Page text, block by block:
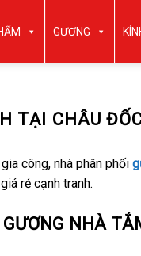
GƯƠNG
TẠI CHÂU
công, nhà phân phối
rẻ cạnh tranh.
NHÀ